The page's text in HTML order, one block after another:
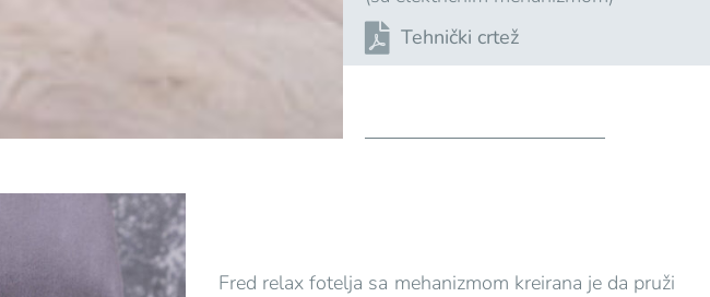
Tehnički crtež
Fred relax fotelja sa mehanizmom kreirana je da pruži